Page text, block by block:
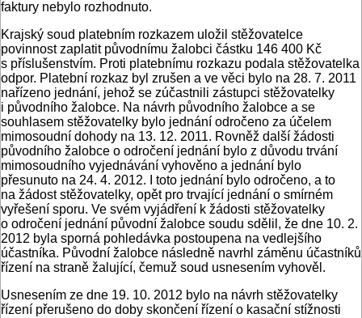
faktury nebylo rozhodnuto.
Krajský soud platebním rozkazem uložil stěžovatelce
povinnost zaplatit původnímu žalobci částku 146 400 Kč
s příslušenstvím. Proti platebnímu rozkazu podala stěžovatelka
odpor. Platební rozkaz byl zrušen a ve věci bylo na 28. 7. 2011
nařízeno jednání, jehož se zúčastnili zástupci stěžovatelky
i původního žalobce. Na návrh původního žalobce a se
souhlasem stěžovatelky bylo jednání odročeno za účelem
mimosoudní dohody na 13. 12. 2011. Rovněž další žádosti
původního žalobce o odročení jednání bylo z důvodu trvání
mimosoudního vyjednávání vyhověno a jednání bylo
přesunuto na 24. 4. 2012. I toto jednání bylo odročeno, a to
na žádost stěžovatelky, opět pro trvající jednání o smírném
vyřešení sporu. Ve svém vyjádření k žádosti stěžovatelky
o odročení jednání původní žalobce soudu sdělil, že dne 10. 2.
2012 byla sporná pohledávka postoupena na vedlejšího
účastníka. Původní žalobce následně navrhl záměnu účastníků
řízení na straně žalující, čemuž soud usnesením vyhověl.
Usnesením ze dne 19. 10. 2012 bylo na návrh stěžovatelky
řízení přerušeno do doby skončení řízení o kasační stížnosti